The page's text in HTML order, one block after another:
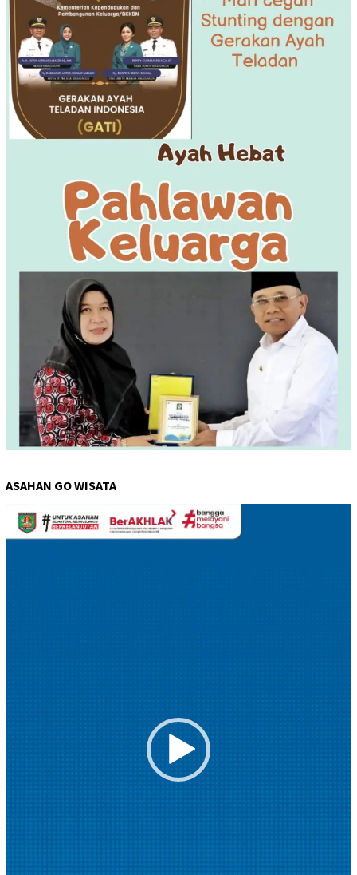
ASAHAN GO WISATA
Pemutar
Video